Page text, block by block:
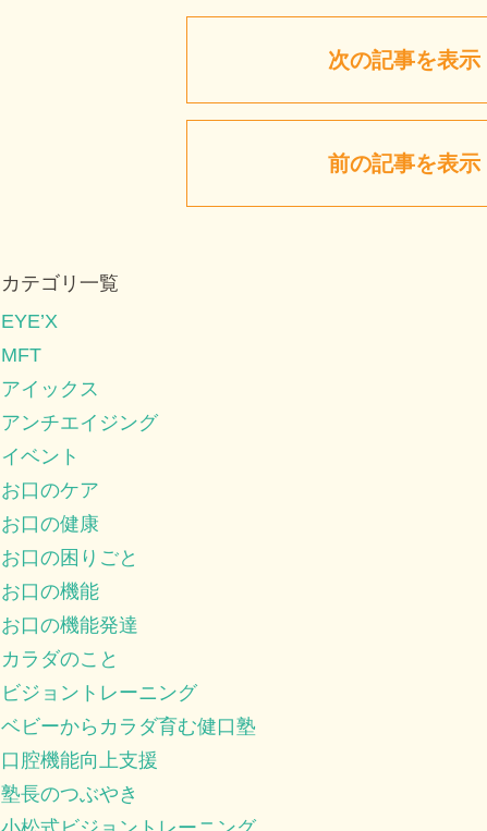
次の記事を表示
前の記事を表示
カテゴリ一覧
EYE’X
MFT
アイックス
アンチエイジング
イベント
お口のケア
お口の健康
お口の困りごと
お口の機能
お口の機能発達
カラダのこと
ビジョントレーニング
ベビーからカラダ育む健口塾
口腔機能向上支援
塾長のつぶやき